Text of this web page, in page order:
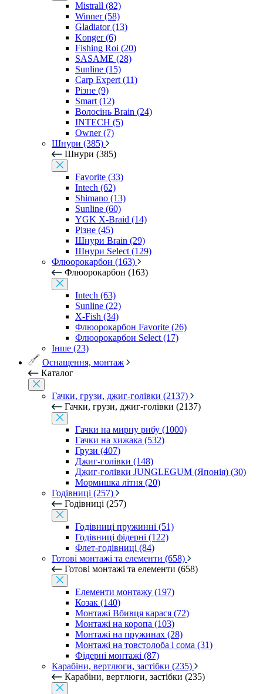
Mistrall (82)
Winner (58)
Gladiator (13)
Konger (6)
Fishing Roi (20)
SASAME (28)
Sunline (15)
Carp Expert (11)
Різне (9)
Smart (12)
Волосінь Brain (24)
INTECH (5)
Owner (7)
Шнури (385)
Шнури (385)
Favorite (33)
Intech (62)
Shimano (13)
Sunline (60)
YGK X-Braid (14)
Різне (45)
Шнури Brain (29)
Шнури Select (129)
Флюорокарбон (163)
Флюорокарбон (163)
Intech (63)
Sunline (22)
X-Fish (34)
Флюорокарбон Favorite (26)
Флюорокарбон Select (17)
Інше (23)
Оснащення, монтаж
Каталог
Гачки, грузи, джиг-голівки (2137)
Гачки, грузи, джиг-голівки (2137)
Гачки на мирну рибу (1000)
Гачки на хижака (532)
Грузи (407)
Джиг-голівки (148)
Джиг-голівки JUNGLEGUM (Японія) (30)
Мормишка літня (20)
Годівниці (257)
Годівниці (257)
Годівниці пружинні (51)
Годівниці фідерні (122)
Флет-годівниці (84)
Готові монтажі та елементи (658)
Готові монтажі та елементи (658)
Елементи монтажу (197)
Козак (140)
Монтажі Вбивця карася (72)
Монтажі на коропа (103)
Монтажі на пружинах (28)
Монтажі на товстолоба і сома (31)
Фідерні монтажі (87)
Карабіни, вертлюги, застібки (235)
Карабіни, вертлюги, застібки (235)